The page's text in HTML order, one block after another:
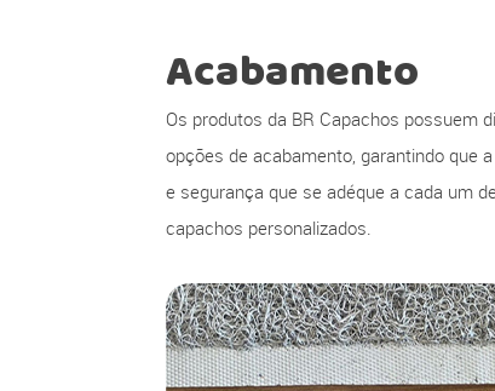
Acabamento
Os produtos da BR Capachos possuem
opções de acabamento, garantindo que
e segurança que se adéque a cada um
capachos personalizados.